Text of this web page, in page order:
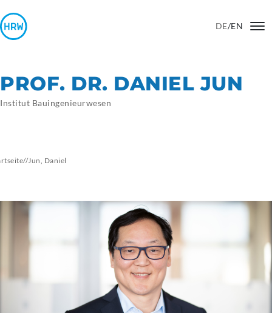
DE/EN
PROF. DR. DANIEL JUN
Institut Bauingenieurwesen
//Jun, Daniel